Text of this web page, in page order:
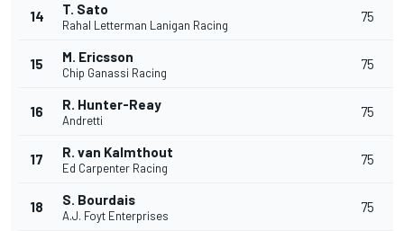
14 T. Sato
Rahal Letterman Lanigan Racing
75
15 M. Ericsson
Chip Ganassi Racing
75
16 R. Hunter-Reay
Andretti
75
17 R. van Kalmthout
Ed Carpenter Racing
75
18 S. Bourdais
A.J. Foyt Enterprises
75